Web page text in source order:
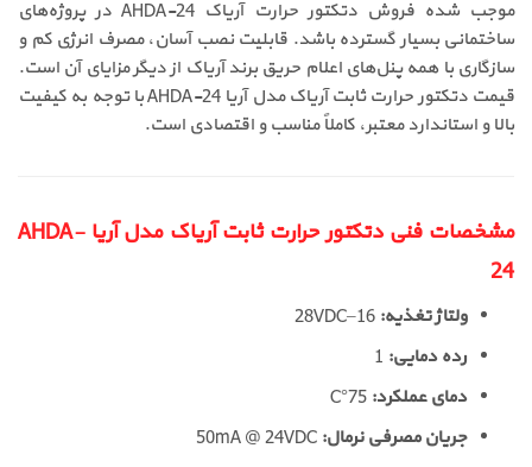
موجب شده فروش دتکتور حرارت آریاک AHDA-24 در پروژه‌های
ساختمانی بسیار گسترده باشد. قابلیت نصب آسان، مصرف انرژی کم و
سازگاری با همه پنل‌های اعلام حریق برند آریاک از دیگر مزایای آن است.
قیمت دتکتور حرارت ثابت آریاک مدل آریا AHDA-24 با توجه به کیفیت
بالا و استاندارد معتبر، کاملاً مناسب و اقتصادی است.
مشخصات فنی دتکتور حرارت ثابت آریاک مدل آریا AHDA-
24
ولتاژ تغذیه:
رده دمایی:
دمای عملکرد:
جریان مصرفی نرمال: